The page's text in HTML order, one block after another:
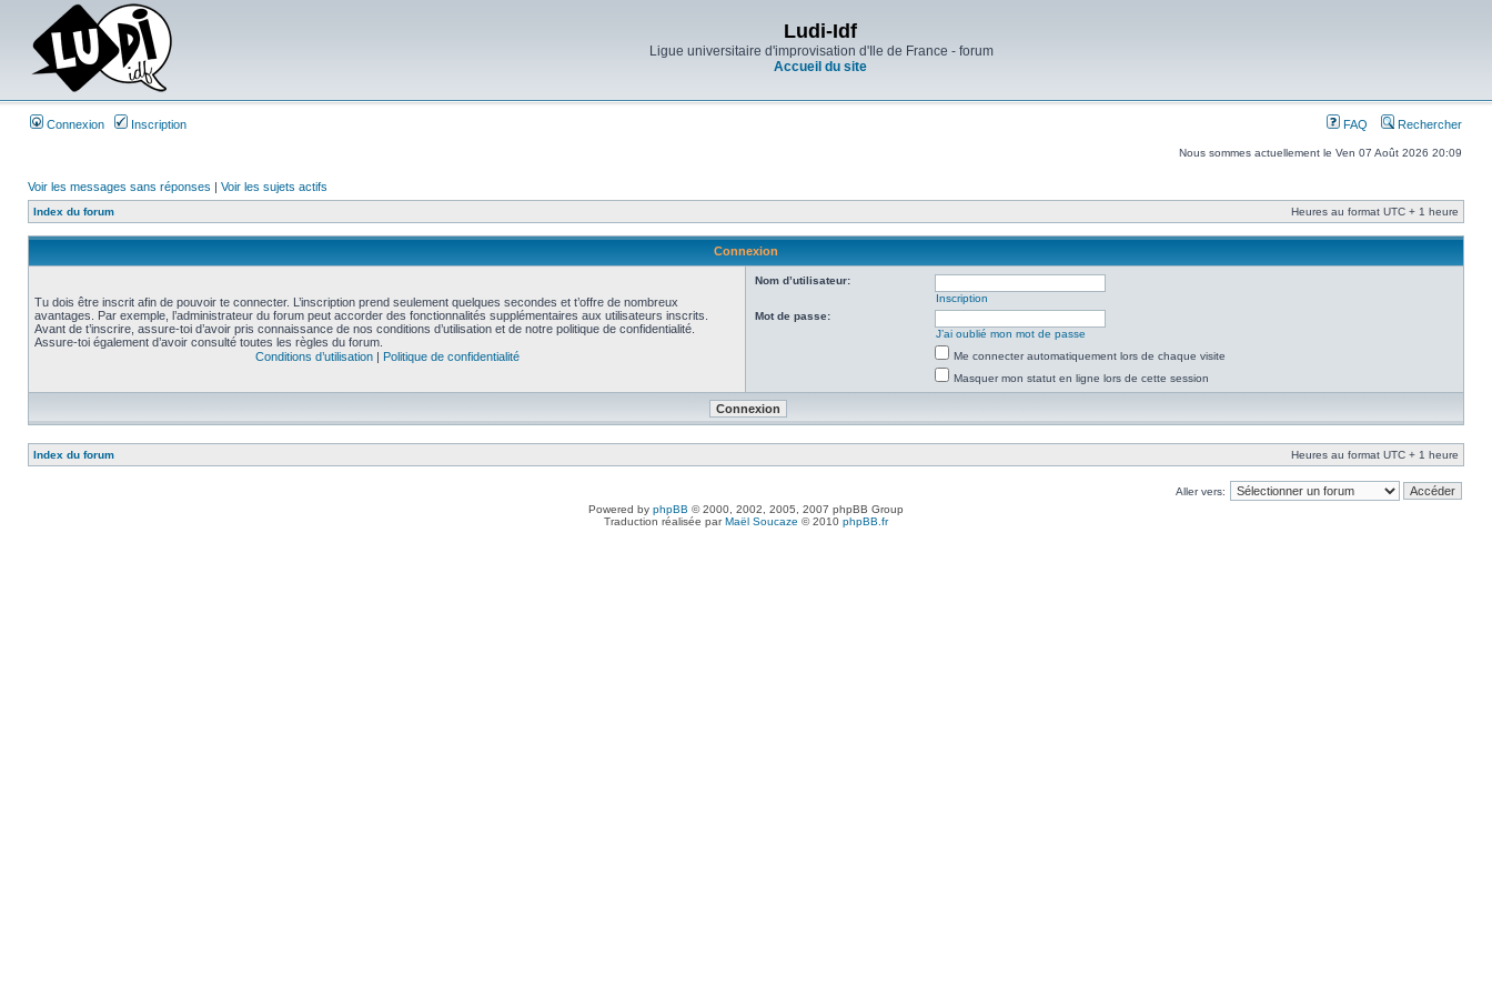
Ludi-Idf
Ligue universitaire d'improvisation d'Ile de France - forum
Accueil du site
Connexion Inscription FAQ Rechercher
Nous sommes actuellement le Ven 07 Août 2026 20:09
Voir les messages sans réponses | Voir les sujets actifs
Index du forum Heures au format UTC + 1 heure
Connexion
Tu dois être inscrit afin de pouvoir te connecter. L’inscription prend seulement quelques secondes et t’offre de nombreux
avantages. Par exemple, l’administrateur du forum peut accorder des fonctionnalités supplémentaires aux utilisateurs inscrits.
Avant de t’inscrire, assure-toi d’avoir pris connaissance de nos conditions d’utilisation et de notre politique de confidentialité.
Assure-toi également d’avoir consulté toutes les règles du forum.
Conditions d’utilisation| Politique de confidentialité
Nom d’utilisateur:
Inscription
Mot de passe:
J’ai oublié mon mot de passe
Me connecter automatiquement lors de chaque visite
Masquer mon statut en ligne lors de cette session
Index du forum Heures au format UTC + 1 heure
Aller vers:
Powered by phpBB © 2000, 2002, 2005, 2007 phpBB Group
Traduction réalisée parMaël Soucaze © 2010 phpBB.fr